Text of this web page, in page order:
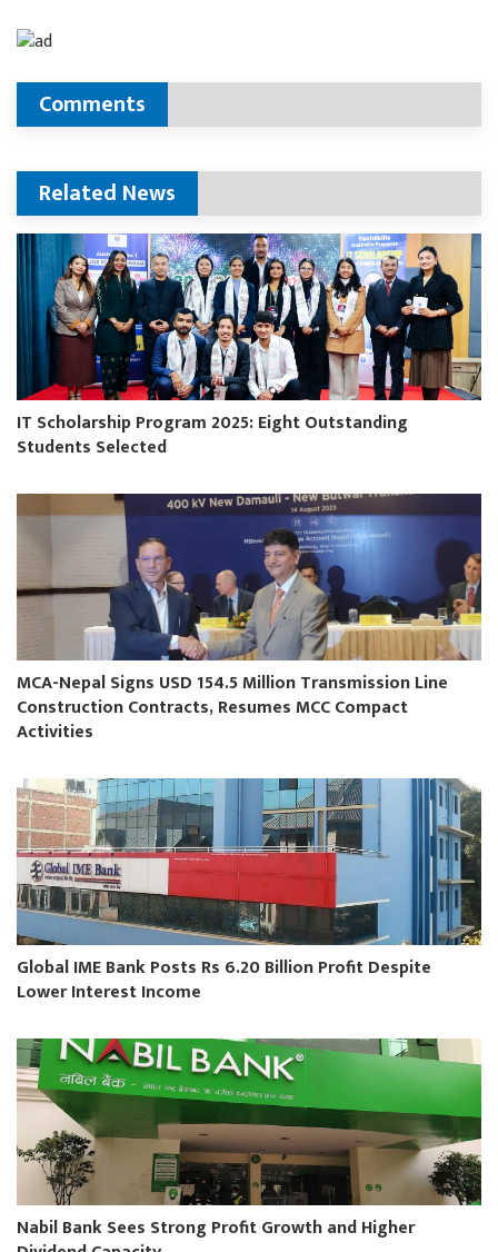
Comments
Related News
IT Scholarship Program 2025: Eight Outstanding
Students Selected
MCA-Nepal Signs USD 154.5 Million Transmission Line
Construction Contracts, Resumes MCC Compact
Activities
Global IME Bank Posts Rs 6.20 Billion Profit Despite
Lower Interest Income
Nabil Bank Sees Strong Profit Growth and Higher